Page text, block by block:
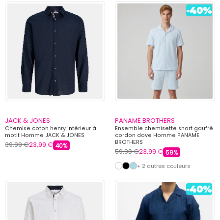
JACK & JONES
Chemise coton henry intérieur à
motif Homme JACK & JONES
39,99 €23,99 € 40%
PANAME BROTHERS
Ensemble chemisette short gaufré
cordon dove Homme PANAME
BROTHERS
59,90 €23,99 € 59%
+ 2 autres couleurs